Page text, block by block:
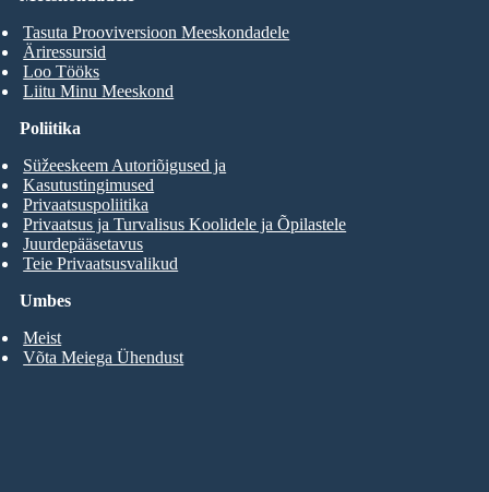
Tasuta Prooviversioon Meeskondadele
Äriressursid
Loo Tööks
Liitu Minu Meeskond
Umbes
Meist
Võta Meiega Ühendust
Poliitika
Süžeeskeem Autoriõigused ja
Kasutustingimused
Privaatsuspoliitika
Privaatsus ja Turvalisus Koolidele ja Õpilastele
Juurdepääsetavus
Teie Privaatsusvalikud